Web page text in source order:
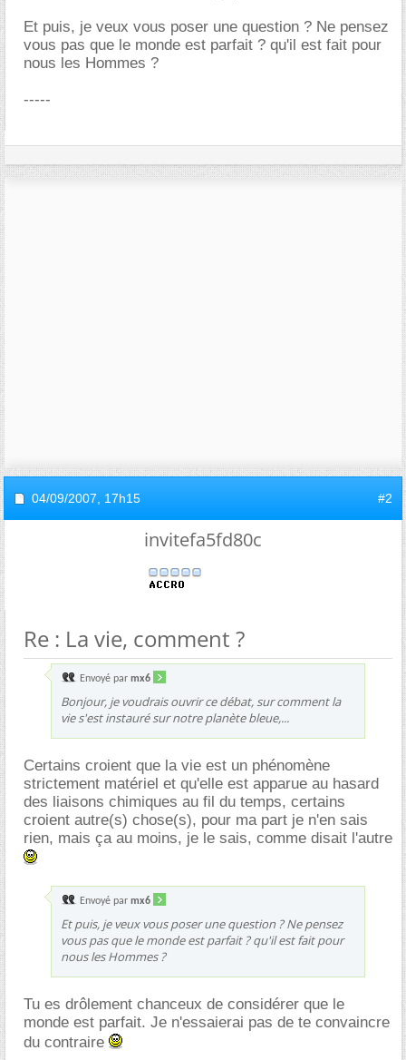
Et puis, je veux vous poser une question ? Ne pensez
vous pas que le monde est parfait ? qu'il est fait pour
nous les Hommes ?
-----
04/09/2007, 17h15 #2
invitefa5fd80c
Re : La vie, comment ?
Envoyé par mx6
Bonjour, je voudrais ouvrir ce débat, sur comment la
vie s'est instauré sur notre planète bleue,...
Certains croient que la vie est un phénomène
strictement matériel et qu'elle est apparue au hasard
des liaisons chimiques au fil du temps, certains
croient autre(s) chose(s), pour ma part je n'en sais
rien, mais ça au moins, je le sais, comme disait l'autre
Envoyé par mx6
Et puis, je veux vous poser une question ? Ne pensez
vous pas que le monde est parfait ? qu'il est fait pour
nous les Hommes ?
Tu es drôlement chanceux de considérer que le
monde est parfait. Je n'essaierai pas de te convaincre
du contraire